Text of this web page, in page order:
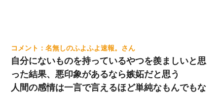
名無しのふよふよ速報。
自分にないものを持っているやつを羨ましいと思
った結果、悪印象があるなら嫉妬だと思う
人間の感情は一言で言えるほど単純なもんでもな